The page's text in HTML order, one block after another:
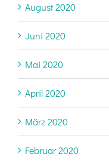
August 2020
Juni 2020
Mai 2020
April 2020
März 2020
Februar 2020